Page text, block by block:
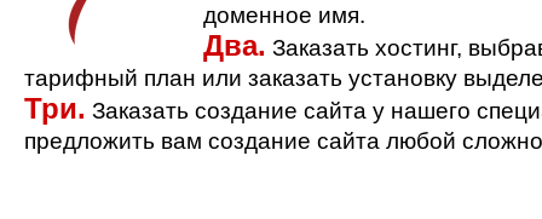
доменное имя.
Два. Заказать хостинг,
тарифный план или заказать установку
Три. Заказать создание сайта у нашего
предложить вам создание сайта любой